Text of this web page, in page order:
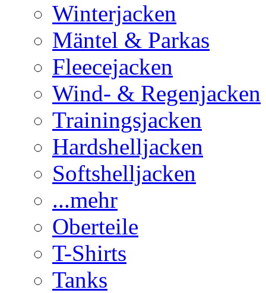
Winterjacken
Mäntel & Parkas
Fleecejacken
Wind- & Regenjacken
Trainingsjacken
Hardshelljacken
Softshelljacken
...mehr
Oberteile
T-Shirts
Tanks